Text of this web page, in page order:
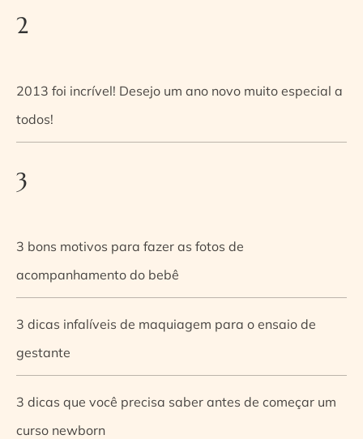
2
2013 foi incrível! Desejo um ano novo muito especial a
todos!
3
3 bons motivos para fazer as fotos de
acompanhamento do bebê
3 dicas infalíveis de maquiagem para o ensaio de
gestante
3 dicas que você precisa saber antes de começar um
curso newborn